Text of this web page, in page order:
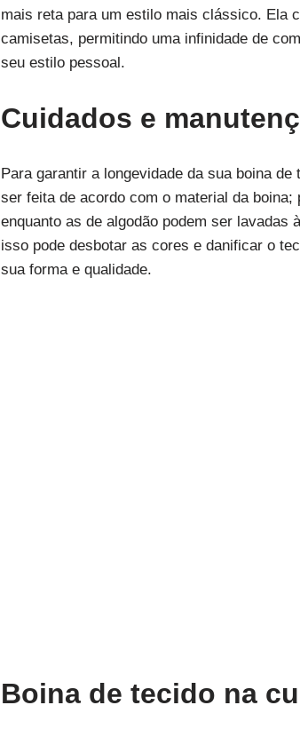
mais reta para um estilo mais clássico. Ela
camisetas, permitindo uma infinidade de
seu estilo pessoal.
Cuidados e
Para garantir a longevidade da sua boina
ser feita de acordo com o material da
enquanto as de algodão podem ser
isso pode desbotar as cores e danificar o
sua forma e qualidade.
Boina de tecido na